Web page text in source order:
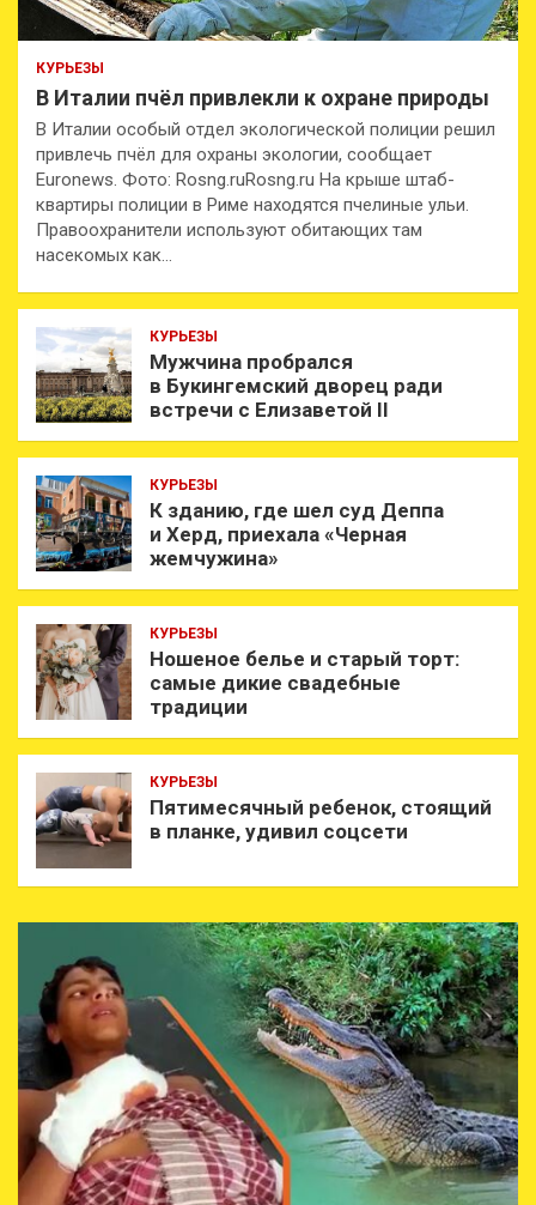
КУРЬЕЗЫ
В Италии пчёл привлекли к охране природы
В Италии особый отдел экологической полиции решил
привлечь пчёл для охраны экологии, сообщает
Euronews. Фото: Rosng.ruRosng.ru На крыше штаб-
квартиры полиции в Риме находятся пчелиные ульи.
Правоохранители используют обитающих там
насекомых как…
КУРЬЕЗЫ
Мужчина пробрался
в Букингемский дворец ради
встречи с Елизаветой II
КУРЬЕЗЫ
К зданию, где шел суд Деппа
и Херд, приехала «Черная
жемчужина»
КУРЬЕЗЫ
Ношеное белье и старый торт:
самые дикие свадебные
традиции
КУРЬЕЗЫ
Пятимесячный ребенок, стоящий
в планке, удивил соцсети